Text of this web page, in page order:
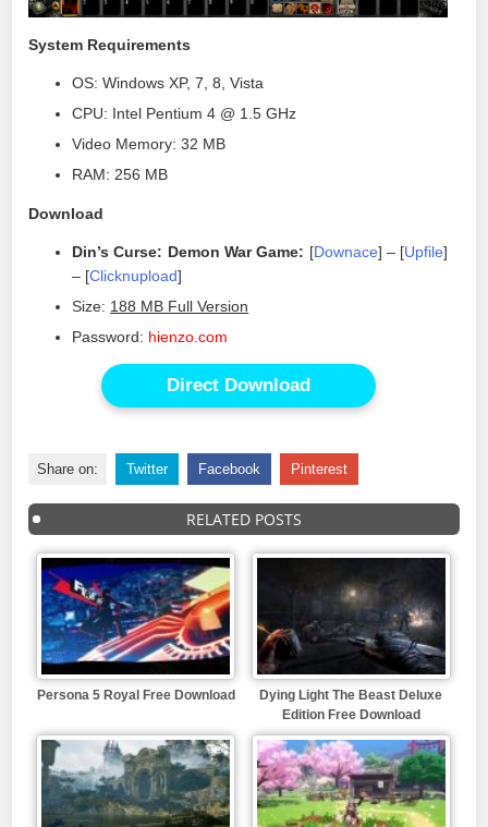
System Requirements
OS: Windows XP, 7, 8, Vista
CPU: Intel Pentium 4 @ 1.5 GHz
Video Memory: 32 MB
RAM: 256 MB
Download
Din’s Curse: Demon War Game: [Downace] – [Upfile]
– [Clicknupload]
Size: 188 MB Full Version
Password: hienzo.com
Direct Download
Share on: Twitter Facebook Pinterest
RELATED POSTS
Persona 5 Royal Free Download
Dying Light The Beast Deluxe
Edition Free Download